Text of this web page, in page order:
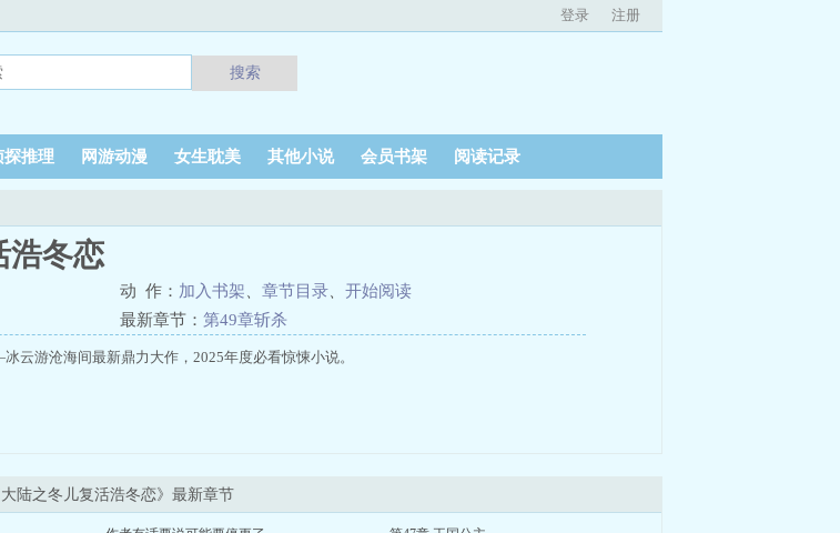
登录 注册
搜索
探推理 网游动漫 女生耽美 其他小说 会员书架 阅读记录
浩冬恋
动 作： 加入书架 章节目录
开始阅读
最新章节： 第49章斩杀
游沧海间最新鼎力大作，2025年度必看惊悚小说。
大陆之冬儿复活浩冬恋》最新章节